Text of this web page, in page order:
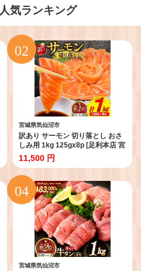
気ランキング
宮城県気仙沼市
訳あり サーモン 切り落とし おさ
しみ用 1kg 125gx8p [足利本店 宮
城県 気仙沼市 20564313] 魚 魚介
類 鮭 お刺し身 刺し身 刺身 生 生
食 個包装 チリ銀鮭 銀鮭 海鮮 海鮮
丼 魚介
11,500 円
宮城県気仙沼市